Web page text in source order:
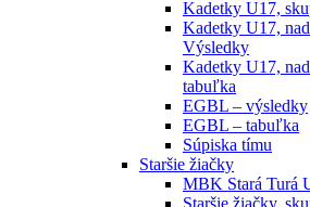
Kadetky U17,
Kadetky U17,
Výsledky
Kadetky U17,
tabuľka
EGBL – výsledky
EGBL – tabuľka
Súpiska tímu
Staršie žiačky
MBK Stará Turá
Staršie žiačky,